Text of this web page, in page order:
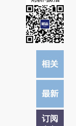
订阅